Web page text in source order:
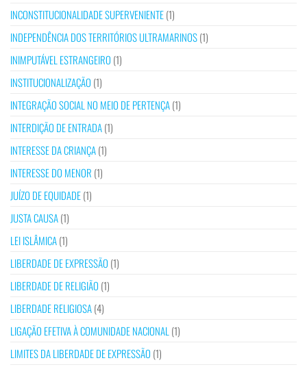
INCONSTITUCIONALIDADE SUPERVENIENTE(1)
INDEPENDÊNCIA DOS TERRITÓRIOS ULTRAMARINOS(1)
INIMPUTÁVEL ESTRANGEIRO (1)
INSTITUCIONALIZAÇÃO (1)
INTEGRAÇÃO SOCIAL NO MEIO DE PERTENÇA(1)
INTERDIÇÃO DE ENTRADA(1)
INTERESSE DA CRIANÇA(1)
INTERESSE DO MENOR (1)
JUÍZO DE EQUIDADE(1)
JUSTA CAUSA(1)
LEI ISLÂMICA(1)
LIBERDADE DE EXPRESSÃO (1)
LIBERDADE DE RELIGIÃO (1)
LIBERDADE RELIGIOSA(4)
LIGAÇÃO EFETIVA À COMUNIDADE NACIONAL (1)
LIMITES DA LIBERDADE DE EXPRESSÃO (1)